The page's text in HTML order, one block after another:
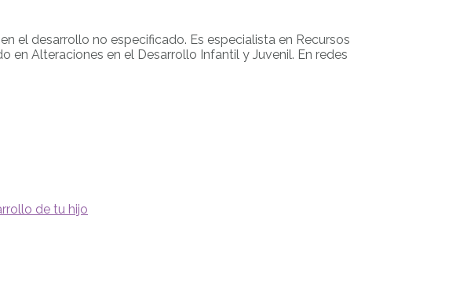
el desarrollo no especificado. Es especialista en Recursos
Alteraciones en el Desarrollo Infantil y Juvenil. En redes
de tu hijo